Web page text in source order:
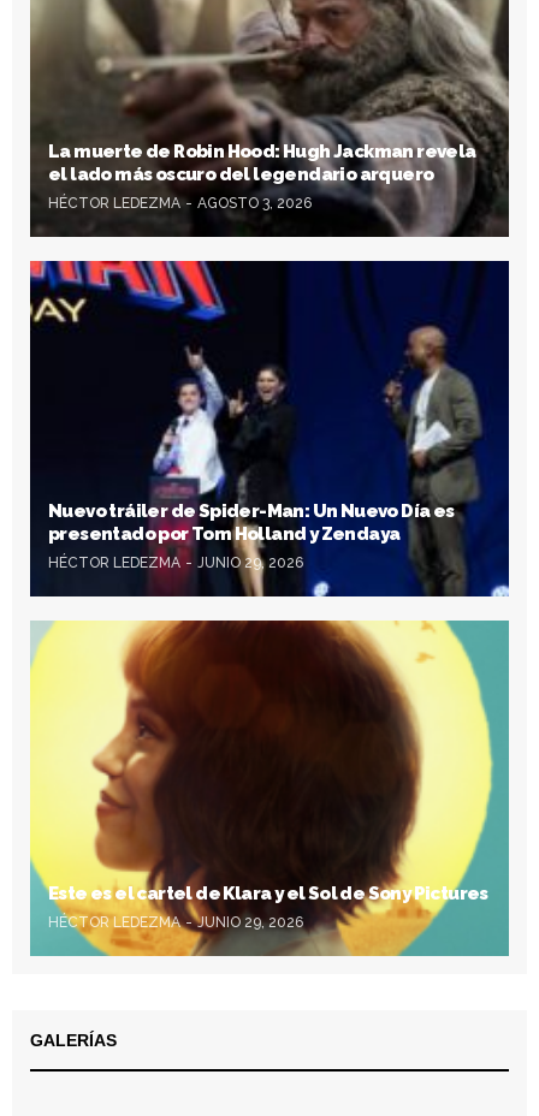
La muerte de Robin Hood: Hugh Jackman revela
el lado más oscuro del legendario arquero
HÉCTOR LEDEZMA AGOSTO 3, 2026
Nuevo tráiler de Spider-Man: Un Nuevo Día es
presentado por Tom Holland y Zendaya
HÉCTOR LEDEZMA JUNIO 29, 2026
Este es el cartel de Klara y el Sol de Sony Pictures
HÉCTOR LEDEZMA JUNIO 29, 2026
GALERÍAS